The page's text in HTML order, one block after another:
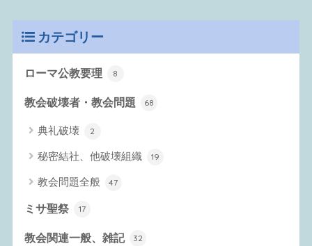
カテゴリー
ローマ公教要理 8
教会破壊者・教会問題 68
典礼破壊 2
秘密結社、他破壊組織 19
教会問題全般 47
ミサ聖祭 17
教会関連一般、雑記 32